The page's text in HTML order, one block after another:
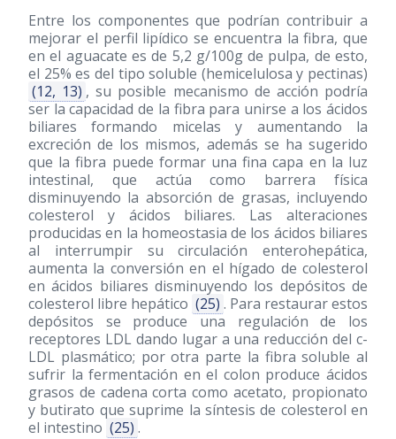
Entre los componentes que podrían contribuir a
mejorar el perfil lipídico se encuentra la fibra, que
en el aguacate es de 5,2 g/100g de pulpa, de esto,
el 25% es del tipo soluble (hemicelulosa y pectinas)
(12, 13) , su posible mecanismo de acción podría
ser la capacidad de la fibra para unirse a los ácidos
biliares formando micelas y aumentando la
excreción de los mismos, además se ha sugerido
que la fibra puede formar una fina capa en la luz
intestinal, que actúa como barrera física
disminuyendo la absorción de grasas, incluyendo
colesterol y ácidos biliares. Las alteraciones
producidas en la homeostasia de los ácidos biliares
al interrumpir su circulación enterohepática,
aumenta la conversión en el hígado de colesterol
en ácidos biliares disminuyendo los depósitos de
colesterol libre hepático (25) . Para restaurar estos
depósitos se produce una regulación de los
receptores LDL dando lugar a una reducción del c-
LDL plasmático; por otra parte la fibra soluble al
sufrir la fermentación en el colon produce ácidos
grasos de cadena corta como acetato, propionato
y butirato que suprime la síntesis de colesterol en
el intestino (25) .